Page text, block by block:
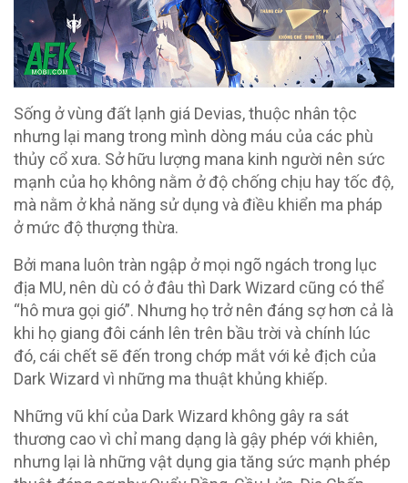
Sống ở vùng đất lạnh giá Devias, thuộc nhân tộc
nhưng lại mang trong mình dòng máu của các phù
thủy cổ xưa. Sở hữu lượng mana kinh người nên sức
mạnh của họ không nằm ở độ chống chịu hay tốc độ,
mà nằm ở khả năng sử dụng và điều khiển ma pháp
ở mức độ thượng thừa.
Bởi mana luôn tràn ngập ở mọi ngõ ngách trong lục
địa MU, nên dù có ở đâu thì Dark Wizard cũng có thể
“hô mưa gọi gió”. Nhưng họ trở nên đáng sợ hơn cả là
khi họ giang đôi cánh lên trên bầu trời và chính lúc
đó, cái chết sẽ đến trong chớp mắt với kẻ địch của
Dark Wizard vì những ma thuật khủng khiếp.
Những vũ khí của Dark Wizard không gây ra sát
thương cao vì chỉ mang dạng là gậy phép với khiên,
nhưng lại là những vật dụng gia tăng sức mạnh phép